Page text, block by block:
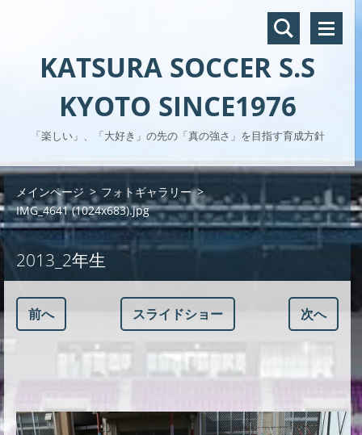
KATSURA SOCCER S.S
KYOTO SINCE1976
「楽しい」、「大好き」の先の「真の強さ」を目指す育成方針
メインページ > フォトギャラリー >
IMG_4641 (1024x683).jpg
2013_2年生
前へ スライドショー 次へ